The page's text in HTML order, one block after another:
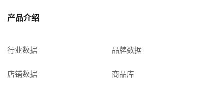
产品介绍
行业数据 品牌数据
店铺数据 商品库